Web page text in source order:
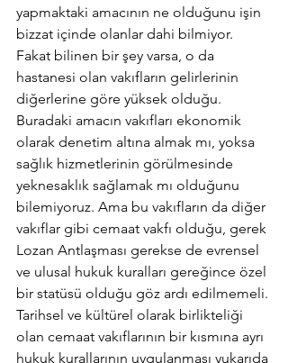
yapmaktaki amacının ne olduğunu işin
bizzat içinde olanlar dahi bilmiyor.
Fakat bilinen bir şey varsa, o da
hastanesi olan vakıfların gelirlerinin
diğerlerine göre yüksek olduğu.
Buradaki amacın vakıfları ekonomik
olarak denetim altına almak mı, yoksa
sağlık hizmetlerinin görülmesinde
yeknesaklık sağlamak mı olduğunu
bilemiyoruz. Ama bu vakıfların da diğer
vakıflar gibi cemaat vakfı olduğu, gerek
Lozan Antlaşması gerekse de evrensel
ve ulusal hukuk kuralları gereğince özel
bir statüsü olduğu göz ardı edilmemeli.
Tarihsel ve kültürel olarak birlikteliği
olan cemaat vakıflarının bir kısmına ayrı
hukuk kurallarının uygulanması yukarıda